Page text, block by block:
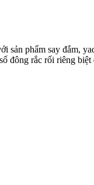
phẩm say đắm,
đông rắc rối riêng biệt